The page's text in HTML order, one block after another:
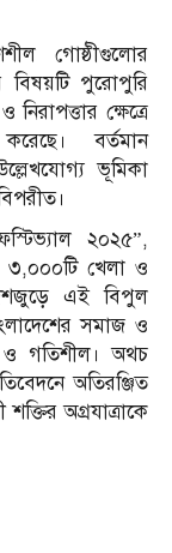
গোষ্ঠীগুলোর
বিষয়টি পুরোপুরি
ক্ষেত্রে
বর্তমান
ভূমিকা
২০২৫”,
৩,০০০টি খেলা ও
এই বিপুল
সমাজ ও
ও গতিশীল। অথচ
অতিরঞ্জিত
অগ্রযাত্রাকে